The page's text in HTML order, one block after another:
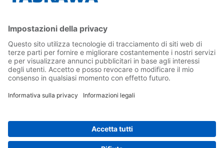
Conferma la tua presenza in Yaskawa
Seguici su...